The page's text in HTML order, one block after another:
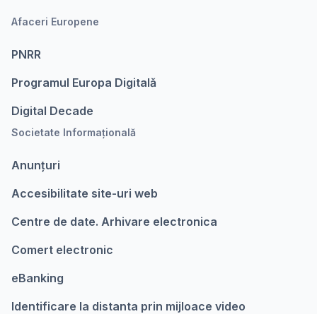
Afaceri Europene
PNRR
Programul Europa Digitalǎ
Digital Decade
Societate Informațională
Anunțuri
Accesibilitate site-uri web
Centre de date. Arhivare electronica
Comert electronic
eBanking
Identificare la distanta prin mijloace video